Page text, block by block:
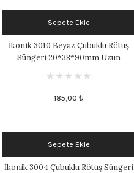
Sepete Ekle
İkonik 3010 Beyaz Çubuklu Rötuş
Süngeri 20*38*90mm Uzun
185,00 ₺
Sepete Ekle
İkonik 3004 Çubuklu Rötuş Süngeri